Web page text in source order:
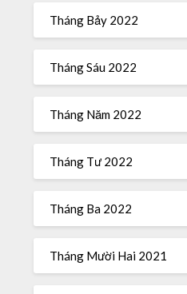
Tháng Bảy 2022
Tháng Sáu 2022
Tháng Năm 2022
Tháng Tư 2022
Tháng Ba 2022
Tháng Mười Hai 2021